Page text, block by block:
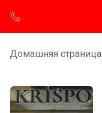
Домашняя страница